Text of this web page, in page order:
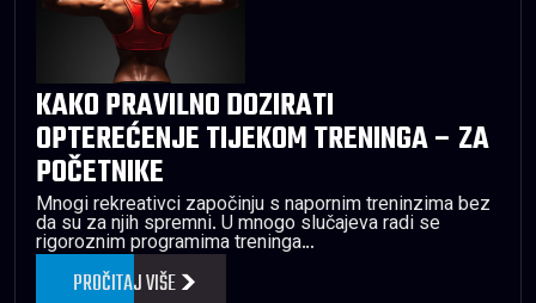
KAKO PRAVILNO DOZIRATI
OPTEREĆENJE TIJEKOM TRENINGA – ZA
POČETNIKE
Mnogi rekreativci započinju s napornim treninzima bez
da su za njih spremni. U mnogo slučajeva radi se
rigoroznim programima treninga…
PROČITAJ VIŠE